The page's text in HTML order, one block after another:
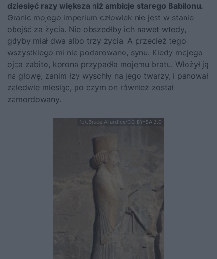
dziesięć razy większa niż ambicje starego Babilonu.
Granic mojego imperium człowiek nie jest w stanie
obejść za życia. Nie obszedłby ich nawet wtedy,
gdyby miał dwa albo trzy życia. A przecież tego
wszystkiego mi nie podarowano, synu. Kiedy mojego
ojca zabito, korona przypadła mojemu bratu. Włożył ją
na głowę, zanim łzy wyschły na jego twarzy, i panował
zaledwie miesiąc, po czym on również został
zamordowany.
fot.Bruce Allardice/CC BY-SA 2.0